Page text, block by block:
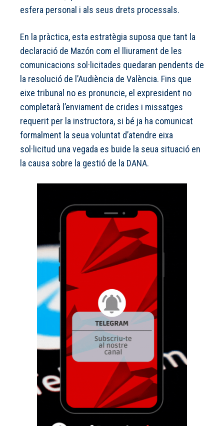
esfera personal i als seus drets processals.
En la pràctica, esta estratègia suposa que tant la
declaració de Mazón com el lliurament de les
comunicacions sol·licitades quedaran pendents de
la resolució de l’Audiència de València. Fins que
eixe tribunal no es pronuncie, el expresident no
completarà l’enviament de crides i missatges
requerit per la instructora, si bé ja ha comunicat
formalment la seua voluntat d’atendre eixa
sol·licitud una vegada es buide la seua situació en
la causa sobre la gestió de la DANA.